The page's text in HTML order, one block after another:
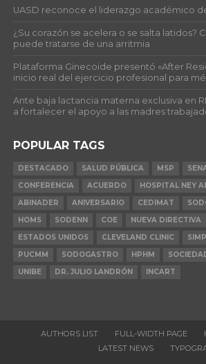
UASD reconoce el liderazgo académico
¿Su corazón se acelera o se salta latidos?
puede tratarse de una arritmia
Plataforma Ginecoide presentó «After
inicio real del ejercicio profesional para
Ante baja lactancia materna exclusiva en
a fortalecer el apoyo a las madres
POPULAR TAGS
DESTACADO SALUD PÚBLICA MSP
CONFERENCIA
ACUERDO HOSPITAL NEY
ABINADER
ANIVERSARIO CEDIMAT
HOMS
SODENN COE NUEVA DIRECTIVA
ESTADOS UNIDOS
CLEVELAND CLINIC
PUCMM
SODOGASTRO HPHM
UNIBE
DR. JULIO LANDRÓN INCART
AUTHORS LIST FULL-WIDTH PAGE
LATEST NEWS